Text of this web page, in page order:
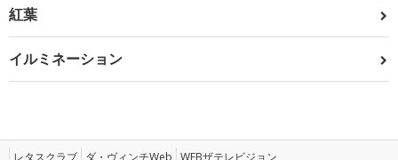
紅葉
イルミネーション
レタスクラブ ダ・ヴィンチWeb WEBザテレビジョン